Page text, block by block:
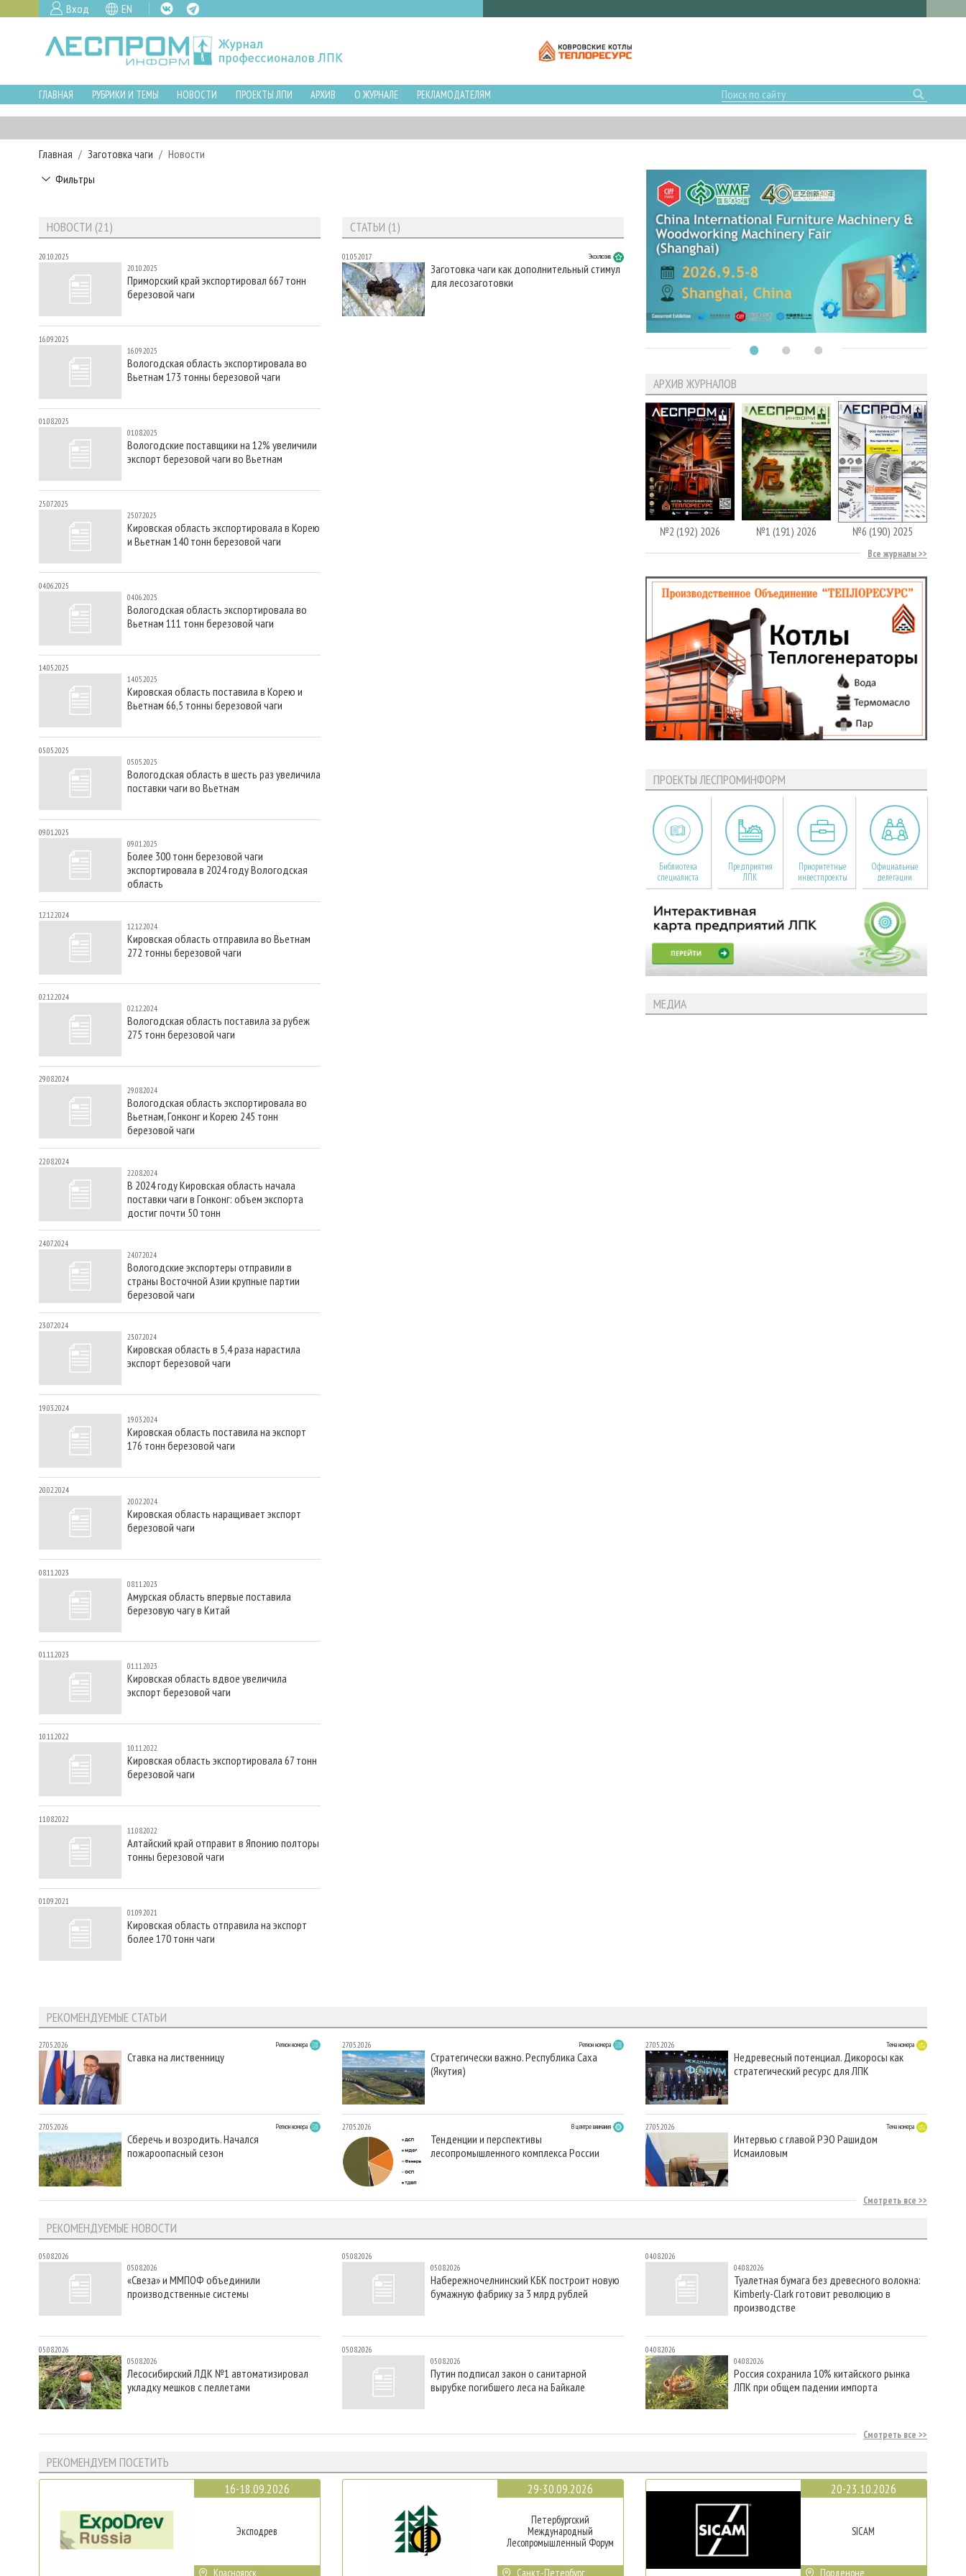
Вход EN
ГЛАВНАЯ РУБРИКИ И ТЕМЫ НОВОСТИ ПРОЕКТЫ ЛПИ АРХИВ О ЖУРНАЛЕ РЕКЛАМОДАТЕЛЯМ
Главная Заготовка чаги
Новости
Фильтры
НОВОСТИ (21)
20.10.2025
20.10.2025
Приморский край экспортировал 667 тонн
березовой чаги
16.09.2025
16.09.2025
Вологодская область экспортировала во
Вьетнам 173 тонны березовой чаги
01.08.2025
01.08.2025
Вологодские поставщики на 12% увеличили
экспорт березовой чаги во Вьетнам
25.07.2025
25.07.2025
Кировская область экспортировала в Корею
и Вьетнам 140 тонн березовой чаги
04.06.2025
04.06.2025
Вологодская область экспортировала во
Вьетнам 111 тонн березовой чаги
14.05.2025
14.05.2025
Кировская область поставила в Корею и
Вьетнам 66,5 тонны березовой чаги
05.05.2025
05.05.2025
Вологодская область в шесть раз увеличила
поставки чаги во Вьетнам
09.01.2025
09.01.2025
Более 300 тонн березовой чаги
экспортировала в 2024 году Вологодская
область
12.12.2024
12.12.2024
Кировская область отправила во Вьетнам
272 тонны березовой чаги
02.12.2024
02.12.2024
Вологодская область поставила за рубеж
275 тонн березовой чаги
29.08.2024
29.08.2024
Вологодская область экспортировала во
Вьетнам, Гонконг и Корею 245 тонн
березовой чаги
22.08.2024
22.08.2024
В 2024 году Кировская область начала
поставки чаги в Гонконг: объем экспорта
достиг почти 50 тонн
24.07.2024
24.07.2024
Вологодские экспортеры отправили в
страны Восточной Азии крупные партии
березовой чаги
23.07.2024
23.07.2024
Кировская область в 5,4 раза нарастила
экспорт березовой чаги
19.03.2024
19.03.2024
Кировская область поставила на экспорт
176 тонн березовой чаги
20.02.2024
20.02.2024
Кировская область наращивает экспорт
березовой чаги
08.11.2023
08.11.2023
Амурская область впервые поставила
березовую чагу в Китай
01.11.2023
01.11.2023
Кировская область вдвое увеличила
экспорт березовой чаги
10.11.2022
10.11.2022
Кировская область экспортировала 67 тонн
березовой чаги
11.08.2022
11.08.2022
Алтайский край отправит в Японию полторы
тонны березовой чаги
01.09.2021
01.09.2021
Кировская область отправила на экспорт
более 170 тонн чаги
СТАТЬИ (1)
01.05.2017 Эксклюзив
Заготовка чаги как дополнительный стимул
для лесозаготовки
АРХИВ ЖУРНАЛОВ
№2 (192) 2026 №1 (191) 2026 №6 (190) 2025
Все журналы
ПРОЕКТЫ ЛЕСПРОМИНФОРМ
Библиотека
специалиста
Предприятия
ЛПК
Приоритетные
инвестпроекты
Официальные
делегации
МЕДИА
РЕКОМЕНДУЕМЫЕ СТАТЬИ
27.05.2026 Регион номера
Ставка на лиственницу
27.05.2026 Регион номера
Сберечь и возродить. Начался
пожароопасный сезон
27.05.2026 Регион номера
Стратегически важно. Республика Саха
(Якутия)
27.05.2026 В центре внимания
Тенденции и перспективы
лесопромышленного комплекса России
27.05.2026 Тема номера
Недревесный потенциал. Дикоросы как
стратегический ресурс для ЛПК
27.05.2026 Тема номера
Интервью с главой РЭО Рашидом
Исмаиловым
Смотреть все
РЕКОМЕНДУЕМЫЕ НОВОСТИ
05.08.2026
05.08.2026
«Свеза» и ММПОФ объединили
производственные системы
05.08.2026
05.08.2026
Лесосибирский ЛДК №1 автоматизировал
укладку мешков с пеллетами
05.08.2026
05.08.2026
Набережночелнинский КБК построит новую
бумажную фабрику за 3 млрд рублей
05.08.2026
05.08.2026
Путин подписал закон о санитарной
вырубке погибшего леса на Байкале
04.08.2026
04.08.2026
Туалетная бумага без древесного волокна:
Kimberly-Clark готовит революцию в
производстве
04.08.2026
04.08.2026
Россия сохранила 10% китайского рынка
ЛПК при общем падении импорта
Смотреть все
РЕКОМЕНДУЕМ ПОСЕТИТЬ
16-18.09.2026
Эксподрев
Красноярск
29-30.09.2026
Петербургский
Международный
Лесопромышленный Форум
Санкт-Петербург
20-23.10.2026
SICAM
Порденоне